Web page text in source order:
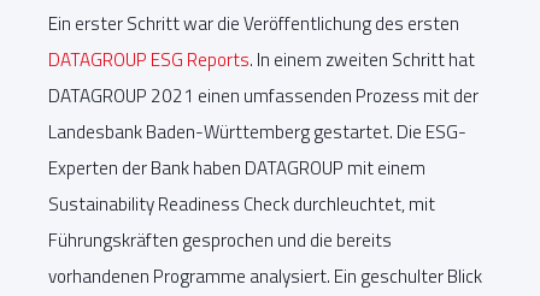
Ein erster Schritt war die Veröffentlichung des ersten
DATAGROUP ESG Reports. In einem zweiten Schritt hat
DATAGROUP 2021 einen umfassenden Prozess mit der
Landesbank Baden-Württemberg gestartet. Die ESG-
Experten der Bank haben DATAGROUP mit einem
Sustainability Readiness Check durchleuchtet, mit
Führungskräften gesprochen und die bereits
vorhandenen Programme analysiert. Ein geschulter Blick